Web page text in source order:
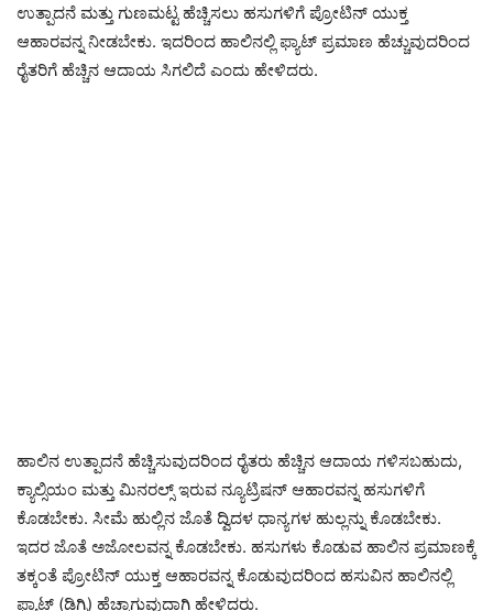
ಉತ್ಪಾದನೆ ಮತ್ತು ಗುಣಮಟ್ಟ ಹೆಚ್ಚಿಸಲು ಹಸುಗಳಿಗೆ ಪ್ರೋಟಿನ್ ಯುಕ್ತ
ಆಹಾರವನ್ನ ನೀಡಬೇಕು. ಇದರಿಂದ ಹಾಲಿನಲ್ಲಿ ಫ್ಯಾಟ್ ಪ್ರಮಾಣ ಹೆಚ್ಚುವುದರಿಂದ
ರೈತರಿಗೆ ಹೆಚ್ಚಿನ ಆದಾಯ ಸಿಗಲಿದೆ ಎಂದು ಹೇಳಿದರು.
ಹಾಲಿನ ಉತ್ಪಾದನೆ ಹೆಚ್ಚಿಸುವುದರಿಂದ ರೈತರು ಹೆಚ್ಚಿನ ಆದಾಯ ಗಳಿಸಬಹುದು,
ಕ್ಯಾಲ್ಸಿಯಂ ಮತ್ತು ಮಿನರಲ್ಸ್ ಇರುವ ನ್ಯೂಟ್ರಿಷನ್ ಆಹಾರವನ್ನ ಹಸುಗಳಿಗೆ
ಕೊಡಬೇಕು. ಸೀಮೆ ಹುಲ್ಲಿನ ಜೊತೆ ದ್ವಿದಳ ಧಾನ್ಯಗಳ ಹುಲ್ಲನ್ನು ಕೊಡಬೇಕು.
ಇದರ ಜೊತೆ ಅಜೋಲವನ್ನ ಕೊಡಬೇಕು. ಹಸುಗಳು ಕೊಡುವ ಹಾಲಿನ ಪ್ರಮಾಣಕ್ಕೆ
ತಕ್ಕಂತೆ ಪ್ರೋಟಿನ್ ಯುಕ್ತ ಆಹಾರವನ್ನ ಕೊಡುವುದರಿಂದ ಹಸುವಿನ ಹಾಲಿನಲ್ಲಿ
ಫ್ಯಾಟ್ (ಡಿಗ್ರಿ) ಹೆಚ್ಚಾಗುವುದಾಗಿ ಹೇಳಿದರು.